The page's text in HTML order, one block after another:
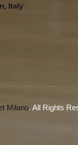
Italy
Milano. All Rights